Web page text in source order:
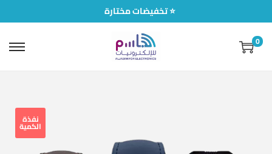
تخفيضات مختارة ⭐
0
نفذة
الكمية